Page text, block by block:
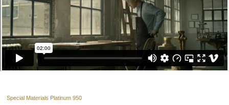
Special Materials Platinum 950